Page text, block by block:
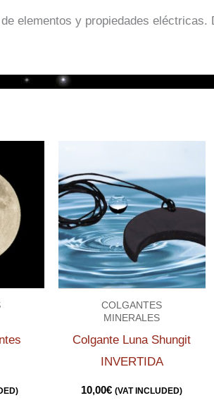
elementos y propiedades
COLGANTES
MINERALES
Colgante Luna Shungit
INVERTIDA
10,00€ (VAT INCLUDED)